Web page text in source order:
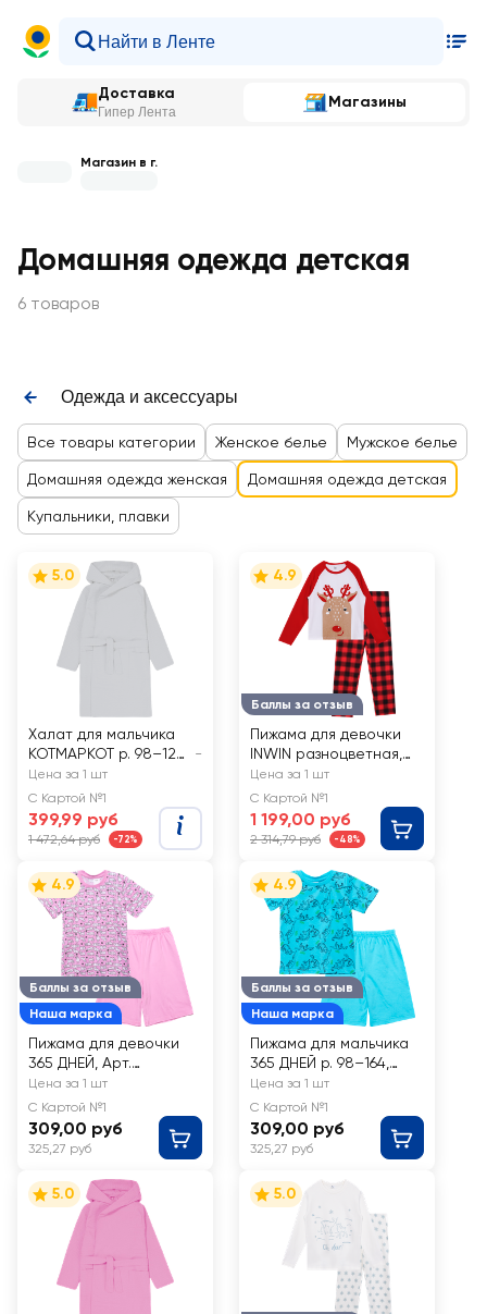
Доставка
Гипер Лента
Магазины
Магазин в г.
Домашняя одежда детская
6 товаров
Одежда и аксессуары
Все товары категории Женское белье Мужское белье
Домашняя одежда женская Домашняя одежда детская
Купальники, плавки
5.0
Халат для мальчика
КОТМАРКОТ р. 98–128
с запахом,
капюшоном и
поясом, серый, Арт.
880275
-
Цена за 1 шт
С Картой №1
399,99 руб
1 472,64 руб -72%
Баллы за отзыв
4.9
Пижама для девочки
INWIN разноцветная,
Арт. NY26105-01
Цена за 1 шт
С Картой №1
1 199,00 руб
2 314,79 руб -48%
Баллы за отзыв
Наша марка
4.9
Пижама для девочки
365 ДНЕЙ, Арт.
7292/7293
Цена за 1 шт
С Картой №1
309,00 руб
325,27 руб
Баллы за отзыв
Наша марка
4.9
Пижама для мальчика
365 ДНЕЙ р. 98–164,
Арт. 7290/7291
Цена за 1 шт
С Картой №1
309,00 руб
325,27 руб
5.0 5.0